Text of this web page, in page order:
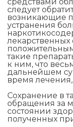
следует
возникающие
устранения
лекарственных
такие
к ним, что
дальнейшем
время
Сохранение в
обращения за
состоянии
полученных